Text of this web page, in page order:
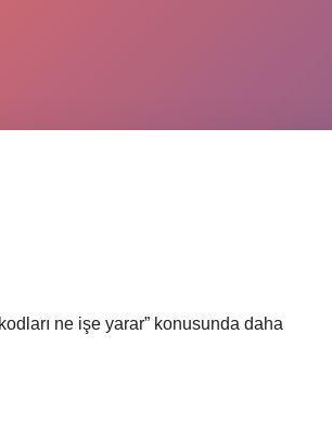
ne işe yarar” konusunda daha